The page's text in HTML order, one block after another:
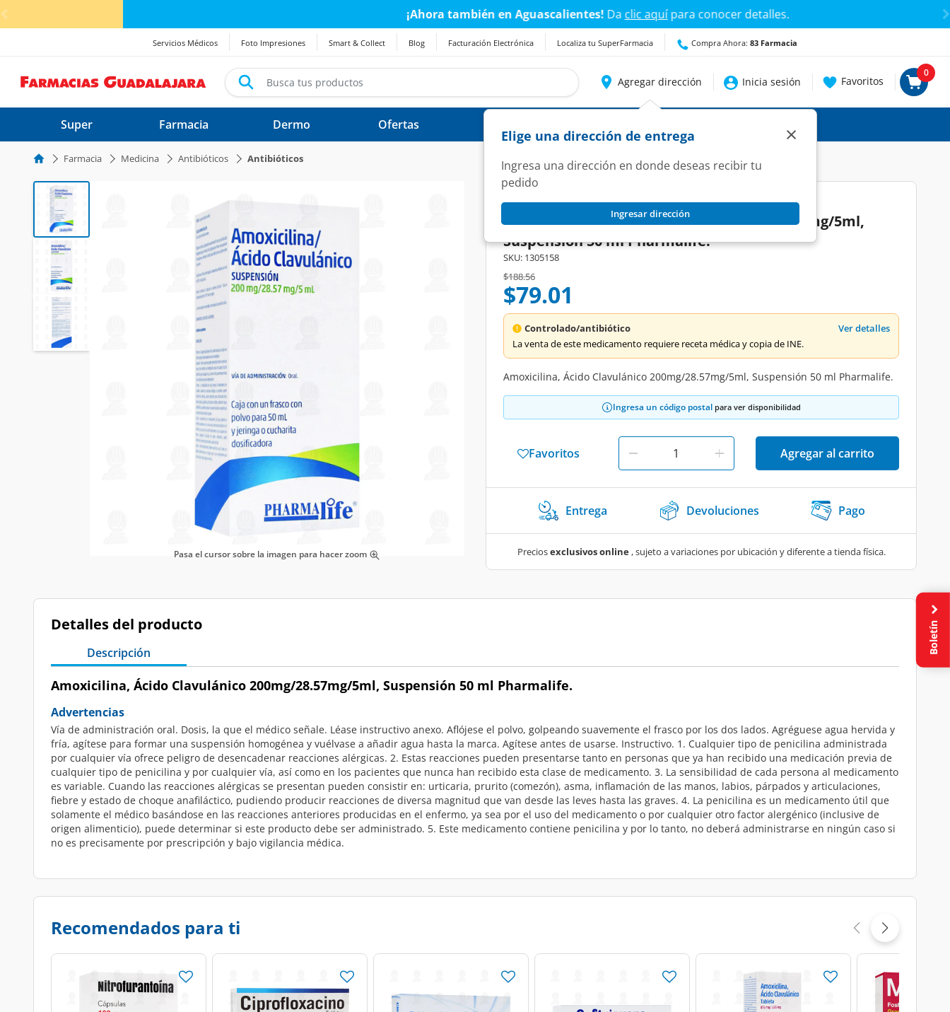
< div class="carousel-inner"> ¡Ahora también en Aguascalientes! Daclic aquípara conocer detalles.
Servicios Médicos Foto Impresiones Smart & Collect Blog Facturación Electrónica Localiza tu SuperFarmacia Compra Ahora: 83 Farmacia
Agregar dirección
Elige una dirección de entrega
Ingresa una dirección en donde deseas recibir tu
pedido
Ingresar dirección
×
Inicia sesión Favoritos
0
Super Farmacia Dermo Ofertas
Farmacia Medicina Antibióticos Antibióticos
Pasa el cursor sobre la imagen para hacer zoom
PHARMALIFE
Amoxicilina, Ácido Clavulánico 200mg/28.57mg/5ml,
Suspensión 50 ml Pharmalife.
SKU: 1305158
Price reduced from
$188.56to
$79.01
Controlado/antibiótico
Ver detalles
La venta de este medicamento requiere receta médica y copia de INE.
Amoxicilina, Ácido Clavulánico 200mg/28.57mg/5ml, Suspensión 50 ml Pharmalife.
Ingresa un código postal para ver disponibilidad
Favoritos Agregar al carrito
Entrega Devoluciones Pago
Preciosexclusivos online, sujeto a variaciones por ubicación y diferente a tienda física.
Detalles del producto
Descripción
Amoxicilina, Ácido Clavulánico 200mg/28.57mg/5ml, Suspensión 50 ml Pharmalife.
Advertencias
Vía de administración oral. Dosis, la que el médico señale. Léase instructivo anexo. Aflójese el polvo, golpeando suavemente el frasco por los dos lados. Agréguese agua hervida y
fría, agítese para formar una suspensión homogénea y vuélvase a añadir agua hasta la marca. Agítese antes de usarse. Instructivo. 1. Cualquier tipo de penicilina administrada
por cualquier vía ofrece peligro de desencadenar reacciones alérgicas. 2. Estas reacciones pueden presentarse tanto en personas que ya han recibido una medicación previa de
cualquier tipo de penicilina y por cualquier vía, así como en los pacientes que nunca han recibido esta clase de medicamento. 3. La sensibilidad de cada persona al medicamento
es variable. Cuando las reacciones alérgicas se presentan pueden consistir en: urticaria, prurito (comezón), asma, inflamación de las manos, labios, párpados y articulaciones,
fiebre y estado de choque anafiláctico, pudiendo producir reacciones de diversa magnitud que van desde las leves hasta las graves. 4. La penicilina es un medicamento útil que
solamente el médico basándose en las reacciones anteriores producidas en el enfermo, ya sea por el uso del medicamento o por cualquier otro factor alergénico (inclusive de
origen alimenticio), puede determinar si este producto debe ser administrado. 5. Este medicamento contiene penicilina y por lo tanto, no deberá administrarse en ningún caso si
no es precisamente por prescripción y bajo vigilancia médica.
Recomendados para ti
Boletín